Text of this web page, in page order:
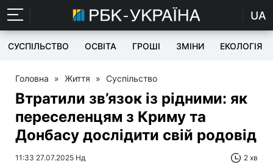
UA
СУСПІЛЬСТВО ОСВІТА ГРОШІ ЗМІНИ ЕКОЛОГІЯ
Головна » Життя » Суспільство
Втратили зв’язок із рідними: як
переселенцям з Криму та
Донбасу дослідити свій родовід
11:33 27.07.2025 Нд 2 хв